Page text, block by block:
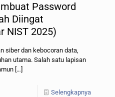
Password
Diingat
NIST 2025)
siber dan kebocoran data,
utama. Salah satu lapisan
[…]
Selengkapnya